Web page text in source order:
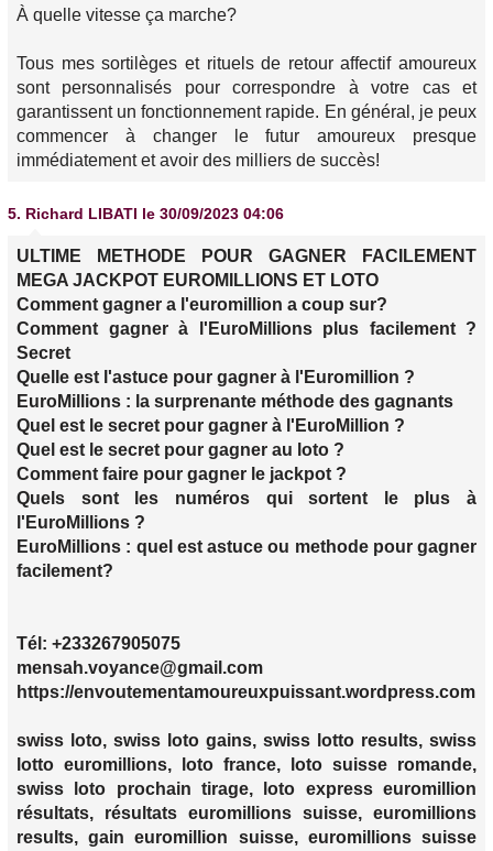
À quelle vitesse ça marche?
Tous mes sortilèges et rituels de retour affectif amoureux
sont personnalisés pour correspondre à votre cas et
garantissent un fonctionnement rapide. En général, je peux
commencer à changer le futur amoureux presque
immédiatement et avoir des milliers de succès!
5. Richard LIBATI le 30/09/2023 04:06
ULTIME METHODE POUR GAGNER FACILEMENT
MEGA JACKPOT EUROMILLIONS ET LOTO
Comment gagner a l'euromillion a coup sur?
Comment gagner à l'EuroMillions plus facilement ?
Secret
Quelle est l'astuce pour gagner à l'Euromillion ?
EuroMillions : la surprenante méthode des gagnants
Quel est le secret pour gagner à l'EuroMillion ?
Quel est le secret pour gagner au loto ?
Comment faire pour gagner le jackpot ?
Quels sont les numéros qui sortent le plus à
l'EuroMillions ?
EuroMillions : quel est astuce ou methode pour gagner
facilement?
Tél: +233267905075
mensah.voyance@gmail.com
https://envoutementamoureuxpuissant.wordpress.com
swiss loto, swiss loto gains, swiss lotto results, swiss
lotto euromillions, loto france, loto suisse romande,
swiss loto prochain tirage, loto express euromillion
résultats, résultats euromillions suisse, euromillions
results, gain euromillion suisse, euromillions suisse